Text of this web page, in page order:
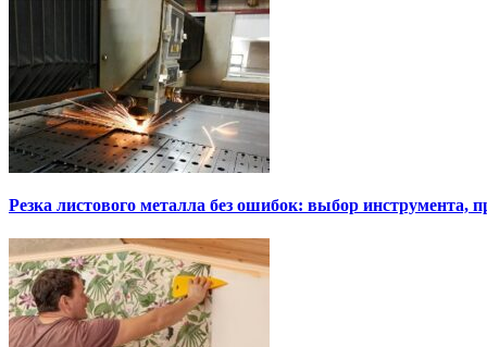
Резка листового металла без ошибок: выбор инструмента,